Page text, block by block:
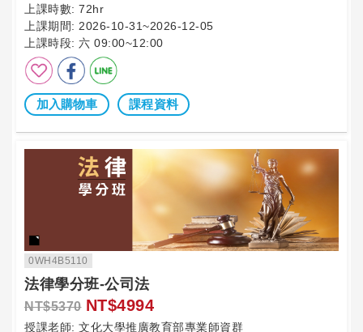
上課時數: 72hr
上課期間: 2026-10-31~2026-12-05
上課時段: 六 09:00~12:00
加入購物車 課程資料
0WH4B5110
法律學分班-公司法
NT$5370 NT$4994
授課老師: 文化大學推廣教育部專業師資群